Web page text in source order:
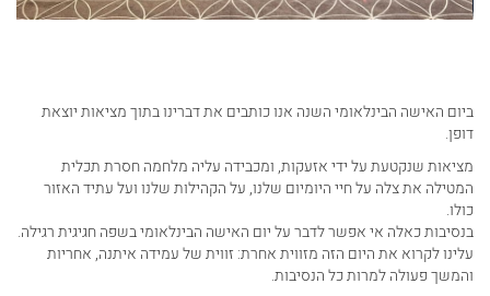
ביום האישה הבינלאומי השנה אנו כותבים את דברינו בתוך מציאות יוצאת
דופן.
מציאות שנקטעת על ידי אזעקות, ומכבידה עליה מלחמה חסרת תכלית
המטילה את צלה על חיי היומיום שלנו, על הקהילות שלנו ועל עתיד האזור
כולו.
בנסיבות כאלה אי אפשר לדבר על יום האישה הבינלאומי בשפה חגיגית רגילה.
עלינו לקרוא את היום הזה מזווית אחרת: זווית של עמידה איתנה, אחריות
והמשך פעולה למרות כל הנסיבות.